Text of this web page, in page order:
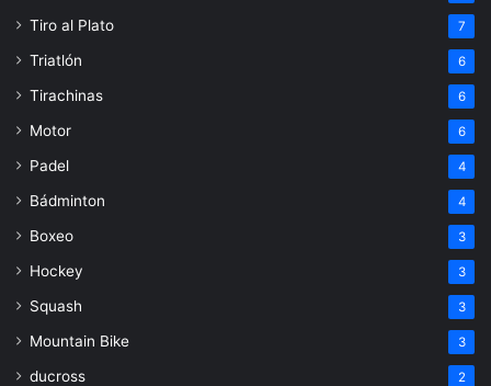
Tiro al Plato 7
Triatlón 6
Tirachinas 6
Motor 6
Padel 4
Bádminton 4
Boxeo 3
Hockey 3
Squash 3
Mountain Bike 3
ducross 2